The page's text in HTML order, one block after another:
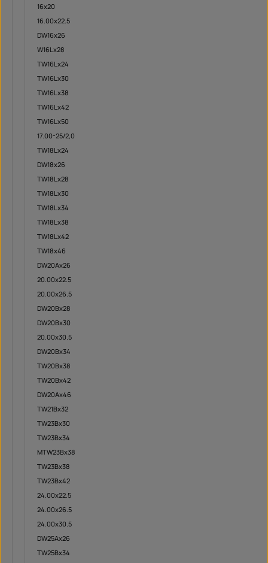
16x20
16.00x22.5
DW16x26
W16Lx28
TW16Lx24
TW16Lx30
TW16Lx38
TW16Lx42
TW16Lx50
17.00-25/2,0
TW18Lx24
DW18x26
TW18Lx28
TW18Lx30
TW18Lx34
TW18Lx38
TW18Lx42
TW18x46
DW20Ax26
20.00x22.5
20.00x26.5
DW20Bx28
DW20Bx30
20.00x30.5
DW20Bx34
TW20Bx38
TW20Bx42
DW20Ax46
TW21Bx32
TW23Bx30
TW23Bx34
MTW23Bx38
TW23Bx38
TW23Bx42
24.00x22.5
24.00x26.5
24.00x30.5
DW25Ax26
TW25Bx34